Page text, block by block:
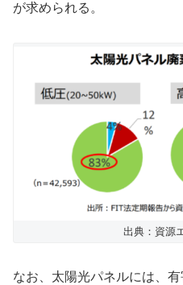
が求められる。
出典：資源
なお、太陽光パネルには、